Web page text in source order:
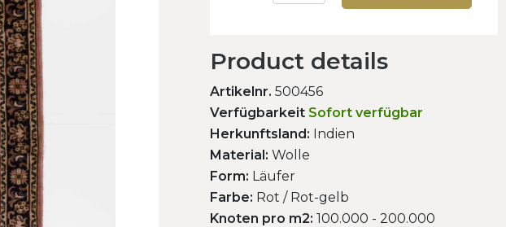
Product details
Artikelnr. 500456
Verfügbarkeit Sofort verfügbar
Herkunftsland: Indien
Material: Wolle
Form: Läufer
Farbe: Rot / Rot-gelb
Knoten pro m2: 100.000 - 200.000